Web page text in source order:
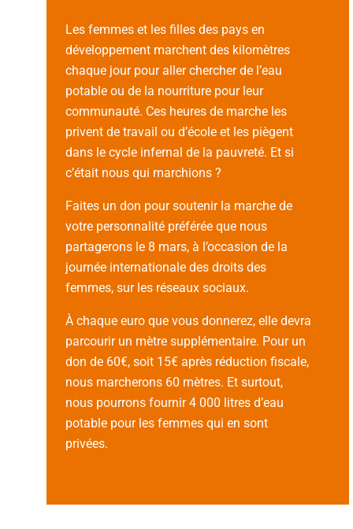
Les femmes et les filles des pays en
développement marchent des kilomètres
chaque jour pour aller chercher de l’eau
potable ou de la nourriture pour leur
communauté. Ces heures de marche les
privent de travail ou d’école et les piègent
dans le cycle infernal de la pauvreté. Et si
c’était nous qui marchions ?
Faites un don pour soutenir la marche de
votre personnalité préférée que nous
partagerons le 8 mars, à l’occasion de la
journée internationale des droits des
femmes, sur les réseaux sociaux.
À chaque euro que vous donnerez, elle devra
parcourir un mètre supplémentaire. Pour un
don de 60€, soit 15€ après réduction fiscale,
nous marcherons 60 mètres. Et surtout,
nous pourrons fournir 4 000 litres d’eau
potable pour les femmes qui en sont
privées.